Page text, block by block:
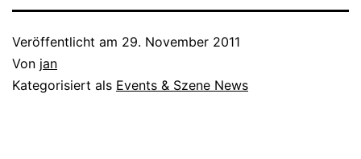
Veröffentlicht am 29. November 2011
Von jan
Kategorisiert als Events & Szene News